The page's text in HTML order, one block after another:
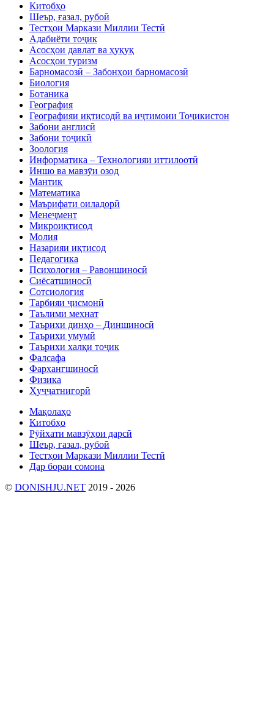
Китобҳо
Шеър, ғазал, рубоӣ
Тестҳои Маркази Миллии Тестӣ
Адабиёти тоҷик
Асосҳои давлат ва ҳуқуқ
Асосҳои туризм
Барномасозӣ – Забонҳои барномасозӣ
Биология
Ботаника
География
Географияи иқтисодӣ ва иҷтимоии Тоҷикистон
Забони англисӣ
Забони тоҷикӣ
Зоология
Информатика – Технологияи иттилоотӣ
Иншо ва мавзӯи озод
Мантиқ
Математика
Маърифати оиладорӣ
Менеҷмент
Микроиқтисод
Молия
Назарияи иқтисод
Педагогика
Психология – Равоншиносӣ
Сиёсатшиносӣ
Сотсиология
Тарбияи ҷисмонӣ
Таълими меҳнат
Таърихи динҳо – Диншиносӣ
Таърихи умумӣ
Таърихи халқи тоҷик
Фалсафа
Фарҳангшиносӣ
Физика
Ҳуҷҷатнигорӣ
Мақолаҳо
Китобҳо
Рӯйхати мавзӯҳои дарсӣ
Шеър, ғазал, рубоӣ
Тестҳои Маркази Миллии Тестӣ
Дар бораи сомона
© DONISHJU.NET 2019 - 2026